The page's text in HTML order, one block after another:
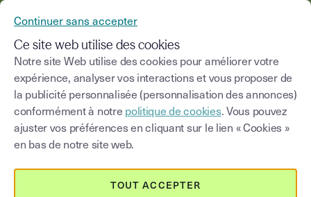
Blog
Choisir une catégorie Saisissez un terme
Continuer sans accepter
Ce site web utilise des cookies
Notre site Web utilise des cookies pour améliorer votre
expérience, analyser vos interactions et vous proposer de
la publicité personnalisée (personnalisation des annonces)
conformément à notre politique de cookies. Vous pouvez
ajuster vos préférences en cliquant sur le lien « Cookies »
en bas de notre site web.
TOUT ACCEPTER